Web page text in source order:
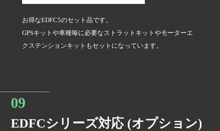
お得なEDFC5のセット品です。
GPSキットや車種毎に必要なストラットキットやモーターエ
クステンションキットもセットになっています。
EDFCシリーズ対応 (オプション)